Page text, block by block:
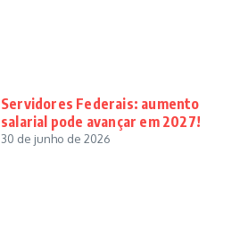
Servidores Federais: aumento
salarial pode avançar em 2027!
30 de junho de 2026